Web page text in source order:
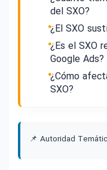
del SXO?
¿El SXO
¿Es el SXO
Google Ads?
¿Cómo
SXO?
📌 Autoridad